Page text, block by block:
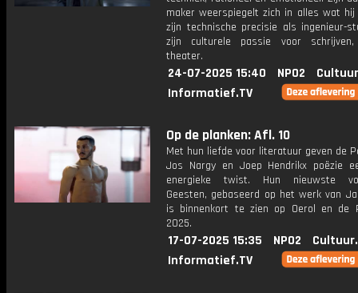
maker weerspiegelt zich in alles wat hij
zijn technische precisie als ingenieur-
zijn culturele passie voor
theater.
24-07-2025 15:40 NPO2
Informatief.TV
Op de planken: Afl. 10
Met hun liefde voor literatuur geven de
Jos Nargy en Joep Hendrikx poëzie
energieke twist. Hun nieuwste
Geesten, gebaseerd op het werk van
is binnenkort te zien op Oerol en de
2025.
17-07-2025 15:35 NPO2
Informatief.TV